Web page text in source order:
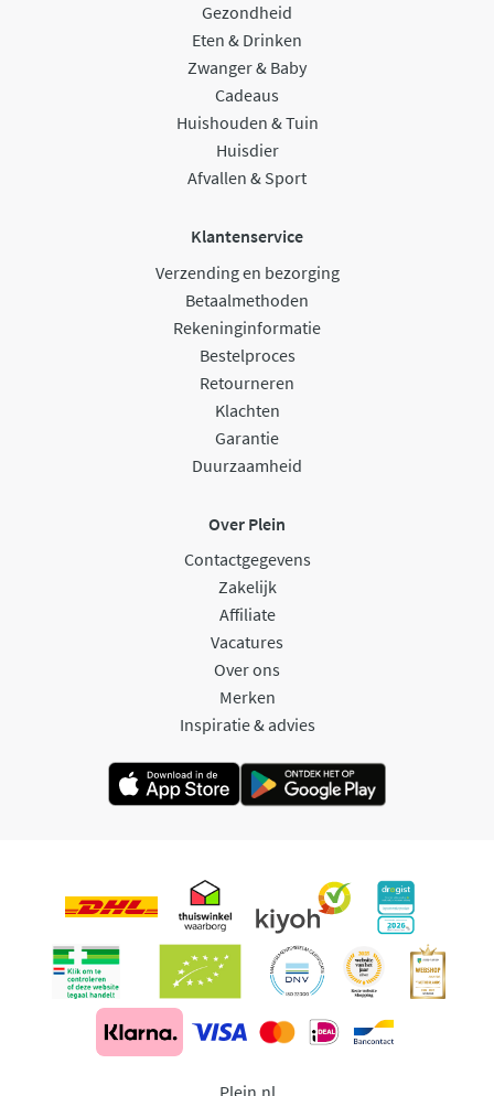
Gezondheid
Eten & Drinken
Zwanger & Baby
Cadeaus
Huishouden & Tuin
Huisdier
Afvallen & Sport
Klantenservice
Verzending en bezorging
Betaalmethoden
Rekeninginformatie
Bestelproces
Retourneren
Klachten
Garantie
Duurzaamheid
Over Plein
Contactgegevens
Zakelijk
Affiliate
Vacatures
Over ons
Merken
Inspiratie & advies
Plein.nl